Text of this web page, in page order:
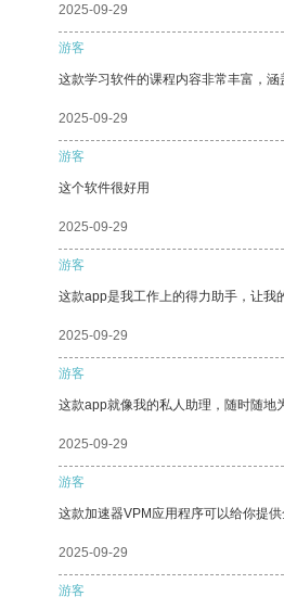
2025-09-29
游客
这款学习软件的课程内容非常丰富，
2025-09-29
游客
这个软件很好用
2025-09-29
游客
这款app是我工作上的得力助手，让我
2025-09-29
游客
这款app就像我的私人助理，随时随地
2025-09-29
游客
这款加速器VPM应用程序可以给你提
2025-09-29
游客